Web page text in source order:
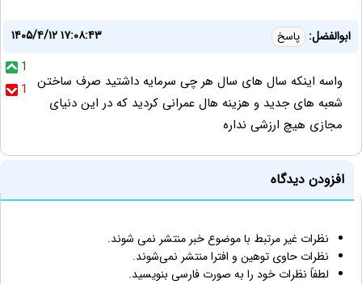
ابوالفضل: پاسخ
۱۴۰۵/۴/۱۲ ۱۷:۰۸:۴۳
1
1
واسه اینکه سال های سال هر چی سرمایه داشتید صرف ساختن
شعبه های جدید و هزینه هال عمرانی کردید که در این دنیای
مجازی هیچ ارزشی نداره
افزودن دیدگاه
نظرات غیر مرتبط با موضوع خبر منتشر نمی شوند.
نظرات حاوی توهین و افترا منتشر نمی‌شوند.
لطفاً نظرات خود را به صورت فارسی بنویسید.